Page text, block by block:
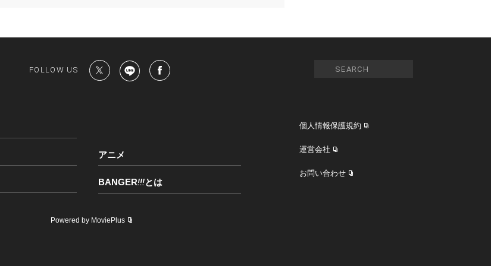
FOLLOW US
アニメ
BANGER!!!とは
個人情報保護規約
運営会社
お問い合わせ
Powered by MoviePlus